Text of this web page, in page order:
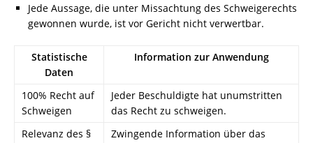
Jede Aussage, die unter Missachtung des Schweigerechts
gewonnen wurde, ist vor Gericht nicht verwertbar.
Statistische
Daten
Information zur Anwendung
100% Recht auf
Schweigen
Jeder Beschuldigte hat unumstritten
das Recht zu schweigen.
Relevanz des §
Zwingende Information über das